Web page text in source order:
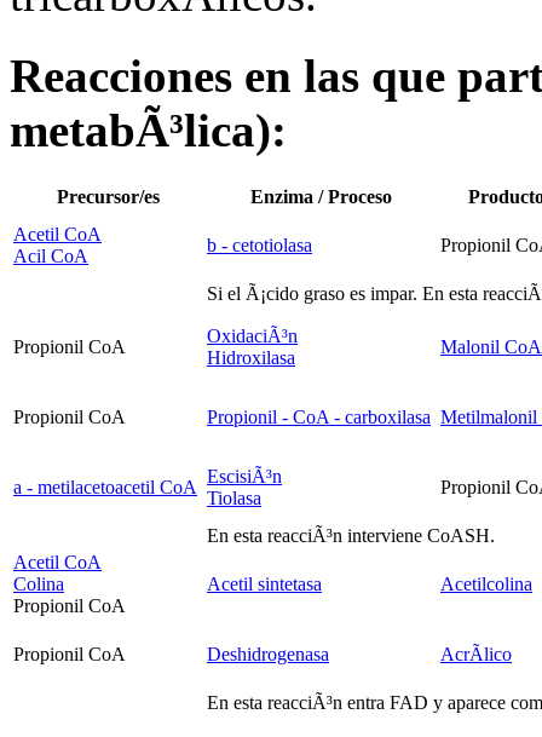
Reacciones en las que
metabÃ³lica):
Precursor/es Enzima / Proceso
Acetil CoA
Acil CoA
b - cetotiolasa Propionil
Si el Ã¡cido graso es impar. En esta
Propionil CoA
OxidaciÃ³n
Hidroxilasa
Malonil CoA
Propionil CoA Propionil - CoA - carboxilasa
a - metilacetoacetil CoA
EscisiÃ³n
Tiolasa
Propionil
En esta reacciÃ³n interviene CoASH.
Acetil CoA
Colina
Propionil CoA
Acetil sintetasa Acetilcolina
Propionil CoA Deshidrogenasa AcrÃ­lico
En esta reacciÃ³n entra FAD y aparece